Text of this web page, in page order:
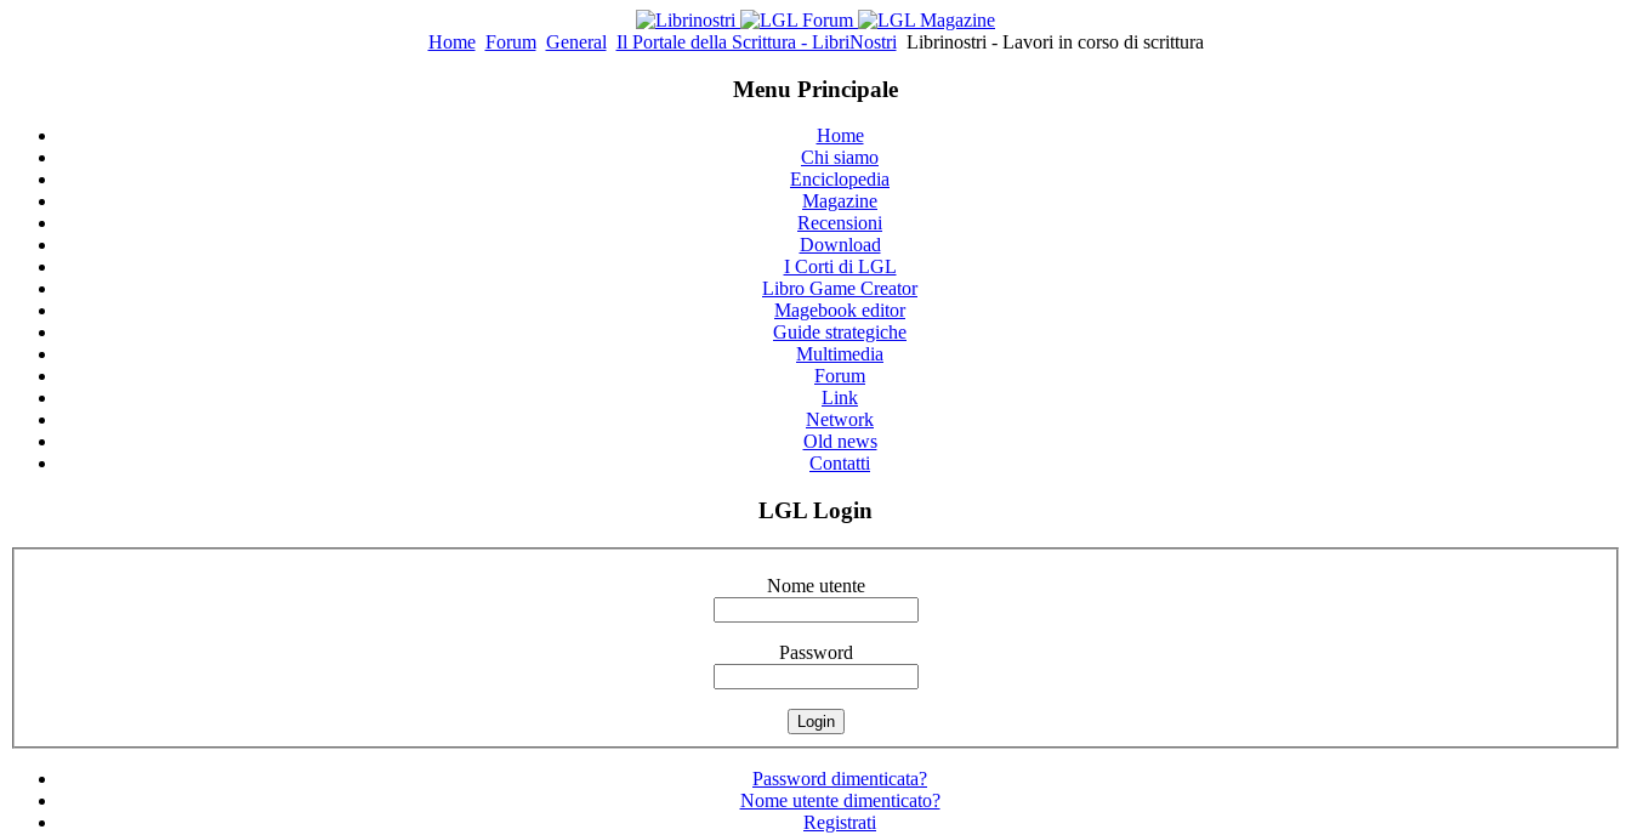
Home Forum General Il Portale della Scrittura - LibriNostri Librinostri - Lavori in corso di scrittura
Menu Principale
Home
Chi siamo
Enciclopedia
Magazine
Recensioni
Download
I Corti di LGL
Libro Game Creator
Magebook editor
Guide strategiche
Multimedia
Forum
Link
Network
Old news
Contatti
LGL Login
Nome utente
Password
Password dimenticata?
Nome utente dimenticato?
Registrati